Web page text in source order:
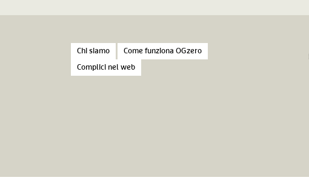
Chi siamo Come funziona OGzero
Complici nel web